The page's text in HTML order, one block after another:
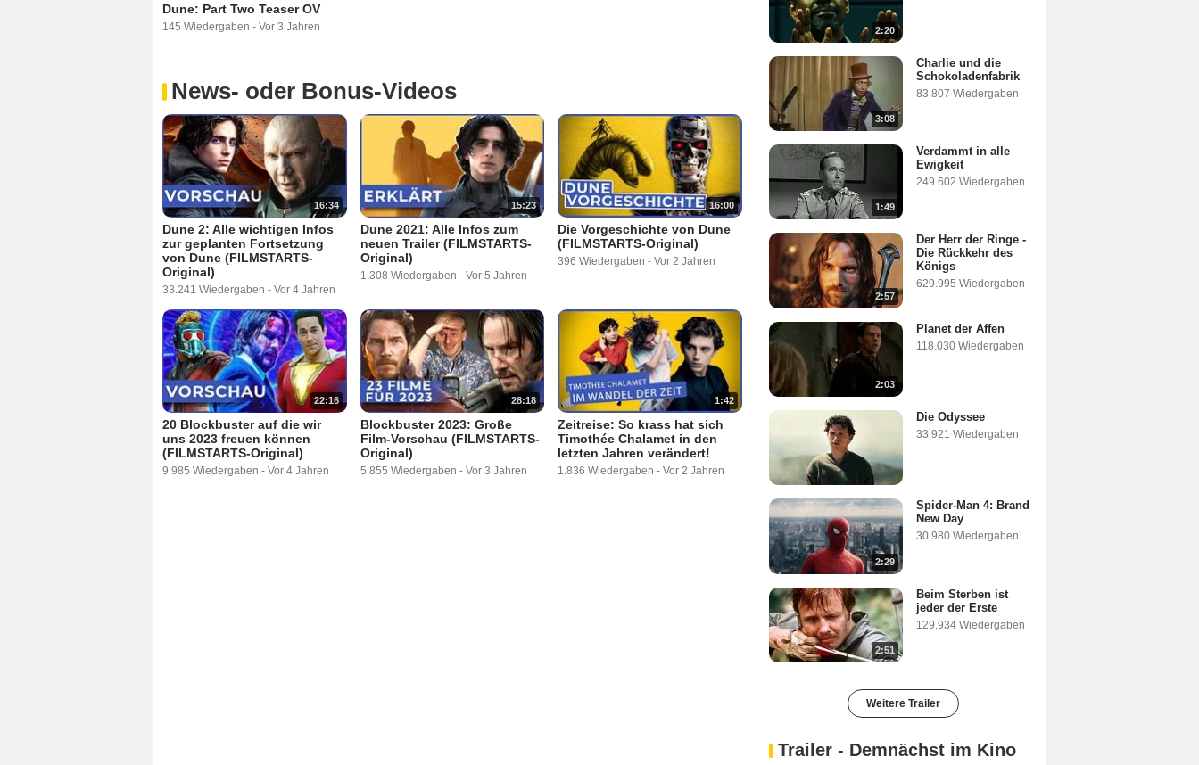
Dune: Part Two Teaser OV
145 Wiedergaben - Vor 3 Jahren
News- oder Bonus-Videos
16:34
Dune 2: Alle wichtigen Infos
zur geplanten Fortsetzung
von Dune (FILMSTARTS-
Original)
33.241 Wiedergaben - Vor 4 Jahren
15:23
Dune 2021: Alle Infos zum
neuen Trailer (FILMSTARTS-
Original)
1.308 Wiedergaben - Vor 5 Jahren
16:00
Die Vorgeschichte von Dune
(FILMSTARTS-Original)
396 Wiedergaben -Vor 2 Jahren
22:16
20 Blockbuster auf die wir
uns 2023 freuen können
(FILMSTARTS-Original)
9.985 Wiedergaben - Vor 4 Jahren
28:18
Blockbuster 2023: Große
Film-Vorschau (FILMSTARTS-
Original)
5.855 Wiedergaben - Vor 3 Jahren
1:42
Zeitreise: So krass hat sich
Timothée Chalamet in den
letzten Jahren verändert!
1.836 Wiedergaben -Vor 2 Jahren
2:20
3:08
Charlie und die
Schokoladenfabrik
83.807 Wiedergaben
1:49
Verdammt in alle
Ewigkeit
249.602 Wiedergaben
2:57
Der Herr der Ringe -
Die Rückkehr des
Königs
629.995 Wiedergaben
2:03
Planet der Affen
118.030 Wiedergaben
Die Odyssee
33.921 Wiedergaben
2:29
Spider-Man 4: Brand
New Day
30.980 Wiedergaben
2:51
Beim Sterben ist
jeder der Erste
129.934 Wiedergaben
Weitere Trailer
Trailer - Demnächst im Kino
Thudakkam Trailer OV El Gawahergy Trailer (2) OmeU DC Trailer OV